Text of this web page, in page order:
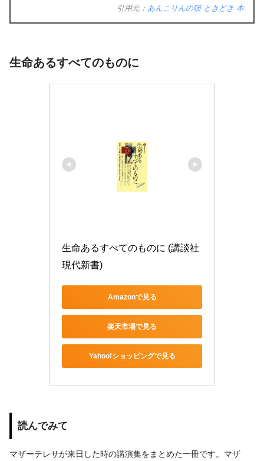
引用元： あんこりんの猫 ときどき 本
生命あるすべてのものに
生命あるすべてのものに (講談社
現代新書)
Amazonで見る
楽天市場で見る
Yahoo!ショッピングで見る
読んでみて
マザーテレサが来日した時の講演集をまとめた一冊です。マザ